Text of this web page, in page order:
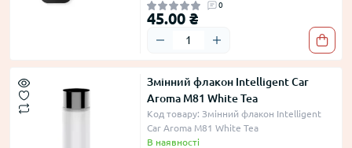
0
45.00 ₴
Змінний флакон Intelligent Car
Aroma M81 White Tea
Код товару: Змінний флакон Intelligent
Car Aroma M81 White Tea
В наявності